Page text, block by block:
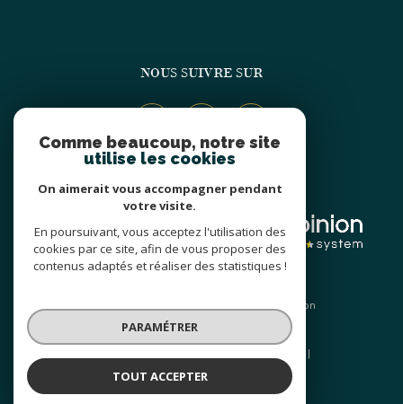
NOUS SUIVRE SUR
ADHÉRENTS
© 2026 | Tous droits réservés | Traduction
powered by Google |
Politique RGPD
Comme beaucoup, notre site
utilise les cookies
On aimerait vous accompagner pendant
votre visite.
En poursuivant, vous acceptez l'utilisation des
cookies par ce site, afin de vous proposer des
contenus adaptés et réaliser des statistiques !
PARAMÉTRER
TOUT ACCEPTER